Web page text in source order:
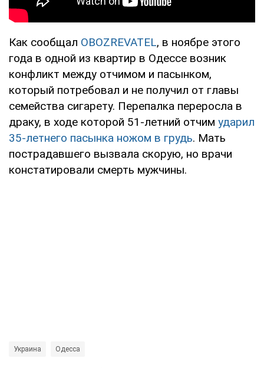
Как сообщал OBOZREVATEL, в ноябре этого
года в одной из квартир в Одессе возник
конфликт между отчимом и пасынком,
который потребовал и не получил от главы
семейства сигарету. Перепалка переросла в
драку, в ходе которой 51-летний отчим ударил
35-летнего пасынка ножом в грудь. Мать
пострадавшего вызвала скорую, но врачи
констатировали смерть мужчины.
Украина Одесса